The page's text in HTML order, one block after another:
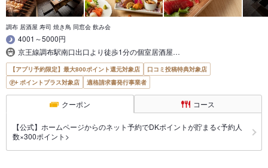
調布 居酒屋 寿司 焼き鳥 同窓会 飲み会
4001～5000円
京王線調布駅南口出口より徒歩1分の個室居酒屋…
【アプリ予約限定】最大800ポイント還元対象店
口コミ投稿特典対象店
ポイントプラス対象店
適格請求書発行事業者
クーポン コース
【公式】ホームページからのネット予約でDKポイントが貯まる<予約人
数×300ポイント>